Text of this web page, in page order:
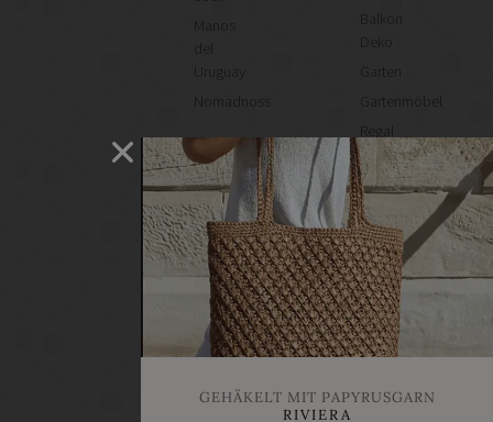
Manos
Uruguay
Nomadnoss
Balkon
Deko
Garten
Gartenmöbel
Regal
selber
machen
Heimwerken
Renovieren
DIY
GESCHÄFTE
Bastelbedarf
Stoffgeschäfte
Handgemachtes
GEHÄKELT MIT PAPYRUSGARN
RIVIERA